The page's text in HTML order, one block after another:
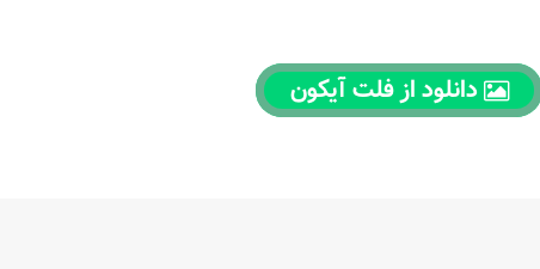
دانلود از فلت آیکون